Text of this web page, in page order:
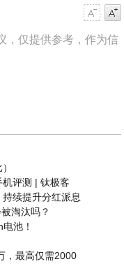
，仅提供参考，作为信
评测 | 钛极客
续提升分红派息
淘汰吗？
池！
，最高仅需2000